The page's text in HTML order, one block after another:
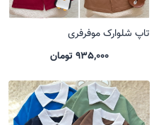
تاپ شلوارک موفرفری
935,000 تومان